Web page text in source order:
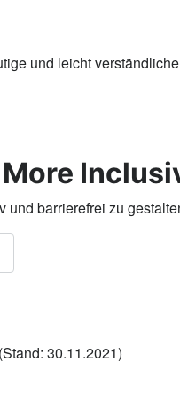
und leicht
barrierefrei zu
30.11.2021)